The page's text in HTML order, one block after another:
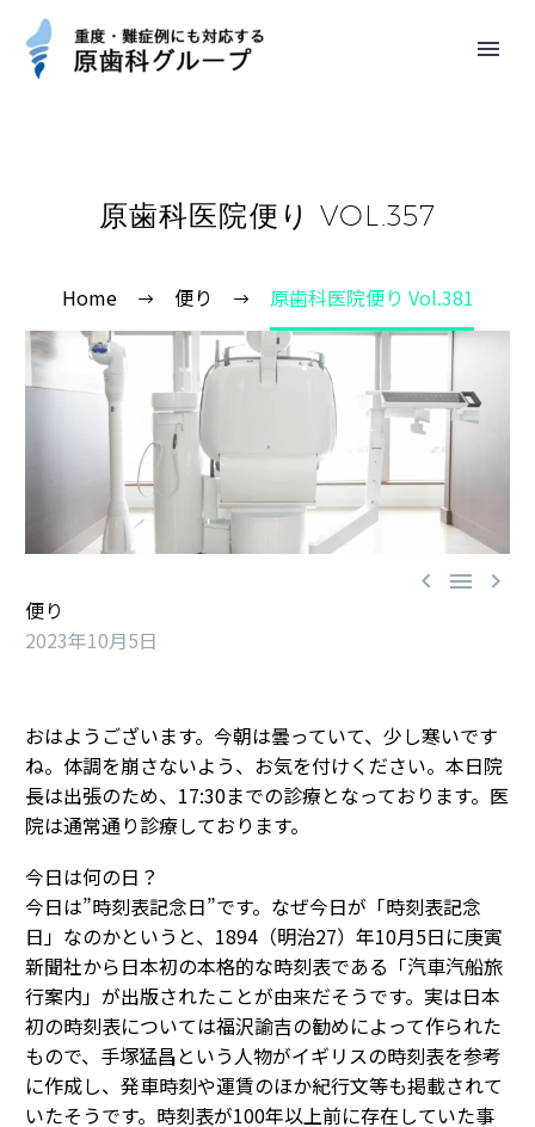
原歯科医院便り VOL.357
Home 便り 原歯科医院便り Vol.381
  
便り
2023年10月5日
おはようございます。今朝は曇っていて、少し寒いです
ね。体調を崩さないよう、お気を付けください。本日院
長は出張のため、17:30までの診療となっております。医
院は通常通り診療しております。
今日は何の日？
今日は”時刻表記念日”です。なぜ今日が「時刻表記念
日」なのかというと、1894（明治27）年10月5日に庚寅
新聞社から日本初の本格的な時刻表である「汽車汽船旅
行案内」が出版されたことが由来だそうです。実は日本
初の時刻表については福沢諭吉の勧めによって作られた
もので、手塚猛昌という人物がイギリスの時刻表を参考
に作成し、発車時刻や運賃のほか紀行文等も掲載されて
いたそうです。時刻表が100年以上前に存在していた事